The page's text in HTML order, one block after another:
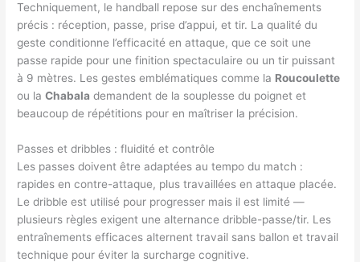
Techniquement, le handball repose sur des enchaînements
précis : réception, passe, prise d’appui, et tir. La qualité du
geste conditionne l’efficacité en attaque, que ce soit une
passe rapide pour une finition spectaculaire ou un tir puissant
à 9 mètres. Les gestes emblématiques comme la Roucoulette
ou laChabala demandent de la souplesse du poignet et
beaucoup de répétitions pour en maîtriser la précision.
Passes et dribbles : fluidité et contrôle
Les passes doivent être adaptées au tempo du match :
rapides en contre-attaque, plus travaillées en attaque placée.
Le dribble est utilisé pour progresser mais il est limité —
plusieurs règles exigent une alternance dribble-passe/tir. Les
entraînements efficaces alternent travail sans ballon et travail
technique pour éviter la surcharge cognitive.